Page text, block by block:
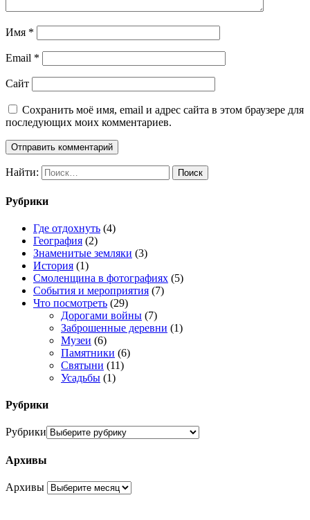
Имя *
Email *
Сайт
Сохранить моё имя, email и адрес сайта в этом браузере для
последующих моих комментариев.
Найти:
Рубрики
Где отдохнуть (4)
География (2)
Знаменитые земляки (3)
История (1)
Смоленщина в фотографиях (5)
События и мероприятия (7)
Что посмотреть (29)
Дорогами войны (7)
Заброшенные деревни (1)
Музеи (6)
Памятники (6)
Святыни (11)
Усадьбы (1)
Рубрики
Рубрики
Архивы
Архивы